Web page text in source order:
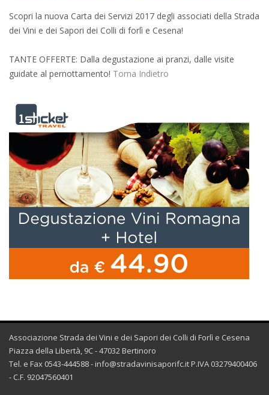
Scopri la nuova Carta dei Servizi 2017 degli associati della Strada
dei Vini e dei Sapori dei Colli di forlì e Cesena!
TANTE OFFERTE: Dalla degustazione ai pranzi, dalle visite
guidate al pernottamento! Torna Indietro
Associazione Strada dei Vini e dei Sapori dei Colli di Forlì e Cesena
Piazza della Libertà, 9C - 47032 Bertinoro
Tel. e Fax 0543-444588 - info@stradavinisaporifc.it P.IVA 03279400406
- C.F. 92047560401